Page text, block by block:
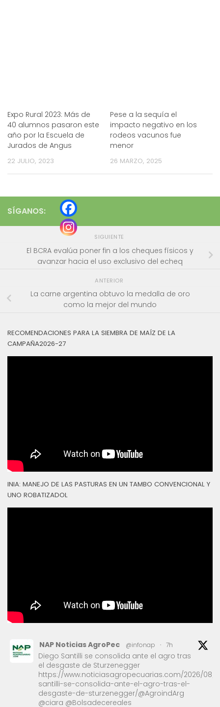
Expo Rural 2023: Más de
40 alumnos pasaron este
año por la Escuela de
Jurados de Angus
22 JULIO, 2023
Pese a la sequía el
impacto negativo en los
rodeos vacunos fue
menor
26 MARZO, 2025
SÍGANOS:
SIGUIENTE
El BCRA evalúa poner fin a los cheques físicos y
avanzar hacia el uso exclusivo del echeq
ANTERIOR
La carne argentina obtuvo la medalla de oro
como la mejor del mundo
RECOMENDACIONES PARA LA SIEMBRA DE MAÍZ DE LA
CAMPAÑA2026-27
INIA: MANEJO DE LAS PASTURAS EN UN TAMBO CONVENCIONAL Y
UNO ROBATIZADOL
NAP Noticias AgroPec @infonap · 7h
Diego Santilli se consolida ante el agro tras
el desgaste de Sturzenegger
https://www.noticiasagropecuarias.com/2026/08/
santilli-se-consolida-ante-el-agro-tras-el-
desgaste-de-sturzenegger/@AgroindArg
@ciara @Bolsadecereales